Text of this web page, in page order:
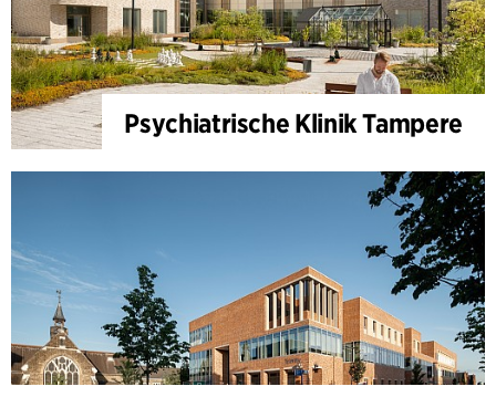
Psychiatrische Klinik Tampere